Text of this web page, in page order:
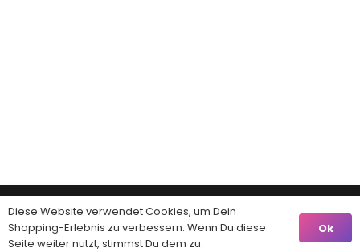
Diese Website verwendet Cookies, um Dein
Shopping-Erlebnis zu verbessern. Wenn Du diese
Seite weiter nutzt, stimmst Du dem zu.
Ok